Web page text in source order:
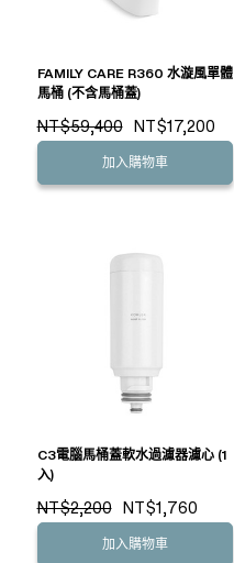
FAMILY CARE R360 水漩風單體
馬桶 (不含馬桶蓋)
NT$59,400 NT$17,200
加入購物車
C3電腦馬桶蓋軟水過濾器濾心 (1
入)
NT$2,200 NT$1,760
加入購物車